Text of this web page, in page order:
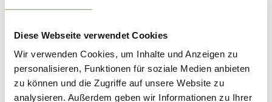
Diese Webseite verwendet Cookies
Wir verwenden Cookies, um Inhalte und Anzeigen zu
personalisieren, Funktionen für soziale Medien anbieten
zu können und die Zugriffe auf unsere Website zu
analysieren. Außerdem geben wir Informationen zu Ihrer